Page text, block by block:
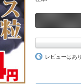
レビューはあ